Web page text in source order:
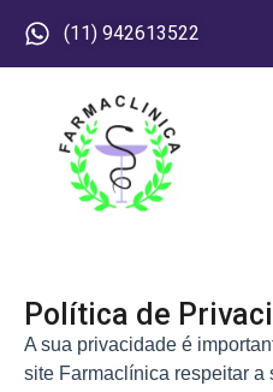
(11) 942613522
Política de
A sua privacidade é
site Farmaclínica respeitar